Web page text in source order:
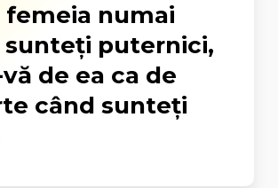
femeia numai
sunteţi puternici,
de ea ca de
când sunteţi